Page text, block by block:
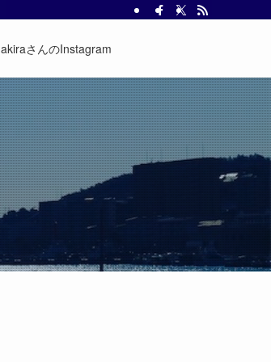
akiraさんのInstagram